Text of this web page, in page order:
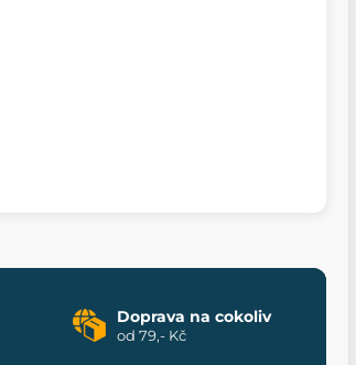
Doprava na cokoliv
od 79,- Kč